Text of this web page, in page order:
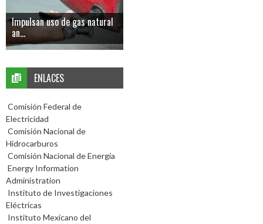
Impulsan uso de gas natural
an...
ENLACES
Comisión Federal de
Electricidad
Comisión Nacional de
Hidrocarburos
Comisión Nacional de Energía
Energy Information
Administration
Instituto de Investigaciones
Eléctricas
Instituto Mexicano del